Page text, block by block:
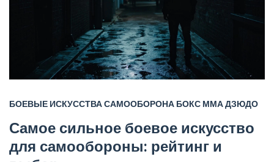
БОЕВЫЕ ИСКУССТВАСАМООБОРОНАБОКСММАДЗЮДО
Самое сильное боевое искусство
для самообороны: рейтинг и